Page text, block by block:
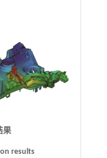
果
results